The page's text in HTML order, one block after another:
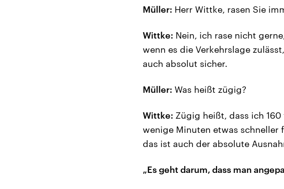
Müller: Herr Wittke, rasen Sie
Wittke: Nein, ich rase nicht
wenn es die Verkehrslage
auch absolut sicher.
Müller: Was heißt zügig?
Wittke: Zügig heißt, dass ich
wenige Minuten etwas schneller
das ist auch der absolute
„Es geht darum, dass man